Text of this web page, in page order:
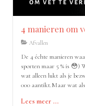
4 manieren om
Afvallen
De 4 échte manieren
sporten maar 5 % is 😳)
wat alleen lukt als je
000 aantikt.Maar wat
Lees meer ...